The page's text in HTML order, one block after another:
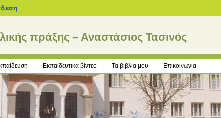
πράξης – Αναστάσιος Τασινός
Εκπαιδευτικά βίντεο Τα βιβλία μου Επικοινωνία
blogs.sch.gr